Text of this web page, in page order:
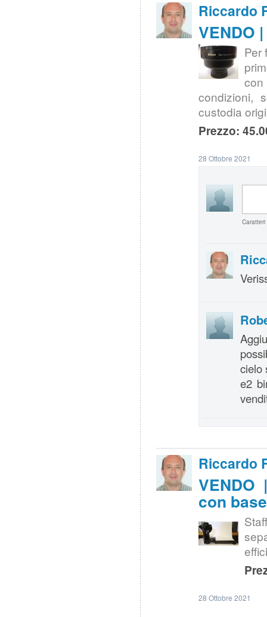
Riccardo
VENDO
Per
con
condizioni,
custodia
Prezzo:
28 Ottobre 2021
cielo
e2
Riccardo
con
28 Ottobre 2021